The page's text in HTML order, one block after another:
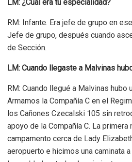
LM: ¿Cuál era tu especialidad?
RM: Infante. Era jefe de grupo en
Jefe de grupo, después cuando
de Sección.
LM: Cuando llegaste a Malvinas
RM: Cuando llegué a Malvinas hubo
Armamos la Compañía C en el
los Cañones Czecalski 105 sin
apoyo de la Compañía C. La primera
campamento cerca de Lady
aeropuerto e hicimos una caminata